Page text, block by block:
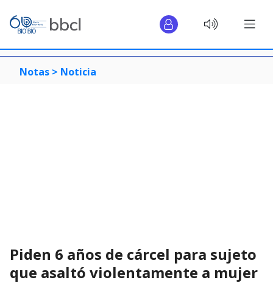
Notas > Noticia
Piden 6 años de cárcel para sujeto
que asaltó violentamente a mujer